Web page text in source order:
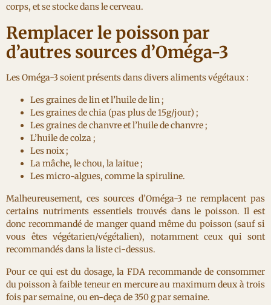
corps, et se stocke dans le cerveau.
Remplacer le poisson par
d’autres sources d’Oméga-3
Les Oméga-3 soient présents dans divers aliments végétaux :
Les graines de lin et l’huile de lin ;
Les graines de chia (pas plus de 15g/jour) ;
Les graines de chanvre et l’huile de chanvre ;
L’huile de colza ;
Les noix ;
La mâche, le chou, la laitue ;
Les micro-algues, comme la spiruline.
Malheureusement, ces sources d’Oméga-3 ne remplacent pas
certains nutriments essentiels trouvés dans le poisson. Il est
donc recommandé de manger quand même du poisson (sauf si
vous êtes végétarien/végétalien), notamment ceux qui sont
recommandés dans la liste ci-dessus.
Pour ce qui est du dosage, la FDA recommande de consommer
du poisson à faible teneur en mercure au maximum deux à trois
fois par semaine, ou en-deça de 350 g par semaine.